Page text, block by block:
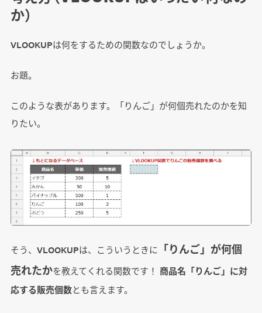
か）
VLOOKUPは何をするための関数なのでしょうか。
お題。
このような表があります。「りんご」が何個売れたのかを知
りたい。
そう、VLOOKUPは、こういうときに 「りんご」が何個
売れたかを教えてくれる関数です！ 商品名「りんご」に対
応する販売個数とも言えます。